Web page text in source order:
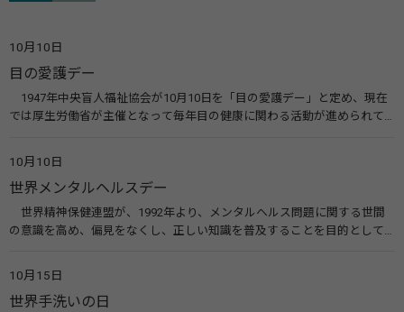
10月10日
目の愛護デー
1947年中央盲人福祉協会が10月10日を「目の愛護デー」と定め、現在
では厚生労働省が主催となって毎年目の健康に関わる活動が進められて
会）
10月10日
世界メンタルヘルスデー
世界精神保健連盟が、1992年より、メンタルヘルス問題に関する世間
の意識を高め、偏見をなくし、正しい知識を普及することを目的として、
す。 関連リンク 世界メンタルヘルスデー（厚生労働省） 働く人のメンタ
ルヘルス・ポータルサイト「こころの耳」（厚生労働省）
10月15日
世界手洗いの日